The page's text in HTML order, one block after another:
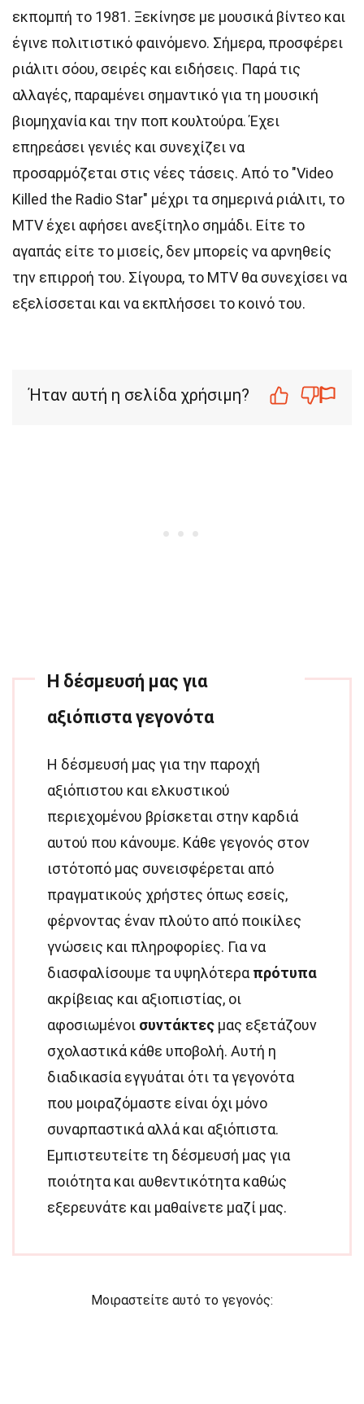
εκπομπή το 1981. Ξεκίνησε με μουσικά βίντεο και
έγινε πολιτιστικό φαινόμενο. Σήμερα, προσφέρει
ριάλιτι σόου, σειρές και ειδήσεις. Παρά τις
αλλαγές, παραμένει σημαντικό για τη μουσική
βιομηχανία και την ποπ κουλτούρα. Έχει
επηρεάσει γενιές και συνεχίζει να
προσαρμόζεται στις νέες τάσεις. Από το "Video
Killed the Radio Star" μέχρι τα σημερινά ριάλιτι, το
MTV έχει αφήσει ανεξίτηλο σημάδι. Είτε το
αγαπάς είτε το μισείς, δεν μπορείς να αρνηθείς
την επιρροή του. Σίγουρα, το MTV θα συνεχίσει να
εξελίσσεται και να εκπλήσσει το κοινό του.
Ήταν αυτή η σελίδα χρήσιμη?
Η δέσμευσή μας για
αξιόπιστα γεγονότα
Η δέσμευσή μας για την παροχή
αξιόπιστου και ελκυστικού
περιεχομένου βρίσκεται στην καρδιά
αυτού που κάνουμε. Κάθε γεγονός στον
ιστότοπό μας συνεισφέρεται από
πραγματικούς χρήστες όπως εσείς,
φέρνοντας έναν πλούτο από ποικίλες
γνώσεις και πληροφορίες. Για να
διασφαλίσουμε τα υψηλότερα πρότυπα
ακρίβειας και αξιοπιστίας, οι
αφοσιωμένοι συντάκτες μας εξετάζουν
σχολαστικά κάθε υποβολή. Αυτή η
διαδικασία εγγυάται ότι τα γεγονότα
που μοιραζόμαστε είναι όχι μόνο
συναρπαστικά αλλά και αξιόπιστα.
Εμπιστευτείτε τη δέσμευσή μας για
ποιότητα και αυθεντικότητα καθώς
εξερευνάτε και μαθαίνετε μαζί μας.
Μοιραστείτε αυτό το γεγονός: